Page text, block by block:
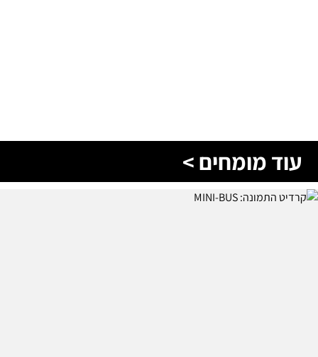
עוד מומחים >